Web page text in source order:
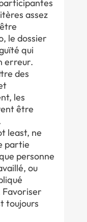
assez
le dossier
qui
erreur.
des
les
être
least, ne
partie
personne
ou
toujours